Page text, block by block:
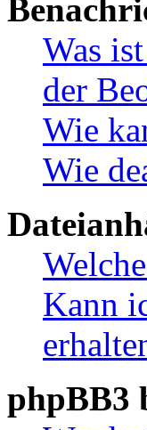
Was
der
Wie
Wie
Kann
phpBB3